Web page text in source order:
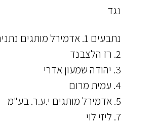
נגד
נתבעים 1. אדמירל מותגים נתניה בע"מ
2. רז הלצבנד
3. יהודה שמעון אדרי
4. עמית מרום
5. אדמירל מותגים י.ע.ר. בע"מ
7. ליזי לוי